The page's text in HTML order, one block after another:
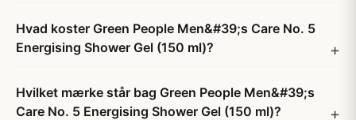
Hvad koster Green People Men&#39;s Care No. 5
Energising Shower Gel (150 ml)?
Hvilket mærke står bag Green People Men&#39;s
Care No. 5 Energising Shower Gel (150 ml)?